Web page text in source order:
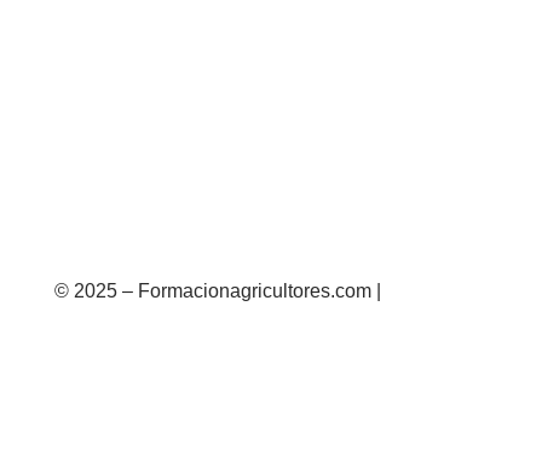
© 2025 – Formacionagricultores.com |